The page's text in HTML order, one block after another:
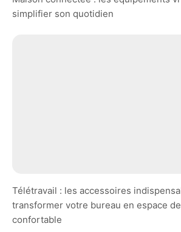
simplifier son quotidien
Télétravail : les accessoires
transformer votre bureau en espace
confortable